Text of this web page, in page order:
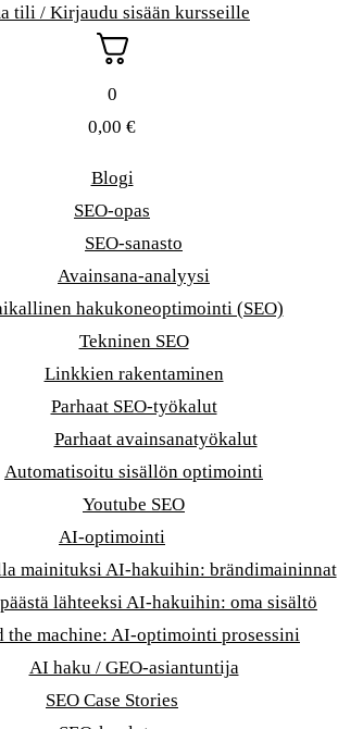
tili / Kirjaudu sisään kursseille
0
0,00 €
Blogi
SEO-opas
SEO-sanasto
Avainsana-analyysi
hakukoneoptimointi (SEO)
Tekninen SEO
Linkkien rakentaminen
Parhaat SEO-työkalut
Parhaat avainsanatyökalut
Automatisoitu sisällön optimointi
Youtube SEO
AI-optimointi
mainituksi AI-hakuihin: brändimaininnat
lähteeksi AI-hakuihin: oma sisältö
the machine: AI-optimointi prosessini
AI haku / GEO-asiantuntija
SEO Case Stories